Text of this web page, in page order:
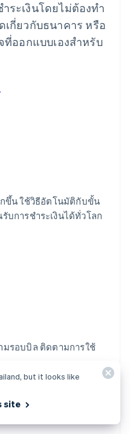
ระเงินโดยไม่ต้องทำ
กี่ยวกับธนาคาร หรือ
ที่ออกแบบเองสำหรับ
กขึ้น ใช้วิธีอัตโนมัติกับขั้น
บการชำระเงินได้ทั่วโลก
มรอบบิล ติดตามการใช้
but it looks like
site